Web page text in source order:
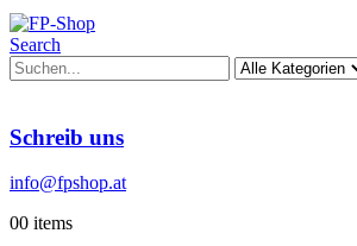
Search
Schreib uns
info@fpshop.at
00 items